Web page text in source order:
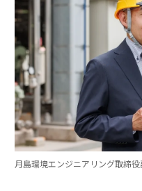
月島環境エンジニアリング取締